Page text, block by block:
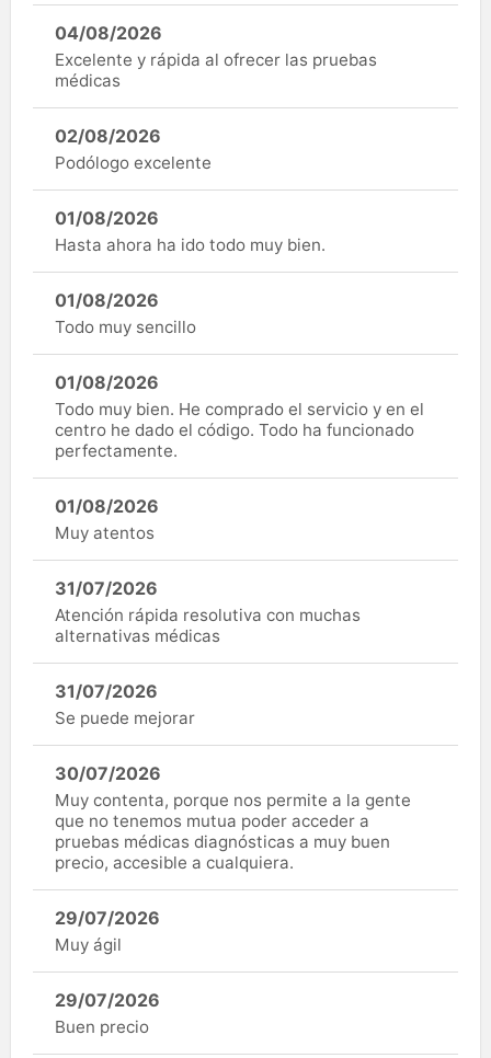
04/08/2026
Excelente y rápida al ofrecer las pruebas
médicas
02/08/2026
Podólogo excelente
01/08/2026
Hasta ahora ha ido todo muy bien.
01/08/2026
Todo muy sencillo
01/08/2026
Todo muy bien. He comprado el servicio y en el
centro he dado el código. Todo ha funcionado
perfectamente.
01/08/2026
Muy atentos
31/07/2026
Atención rápida resolutiva con muchas
alternativas médicas
31/07/2026
Se puede mejorar
30/07/2026
Muy contenta, porque nos permite a la gente
que no tenemos mutua poder acceder a
pruebas médicas diagnósticas a muy buen
precio, accesible a cualquiera.
29/07/2026
Muy ágil
29/07/2026
Buen precio